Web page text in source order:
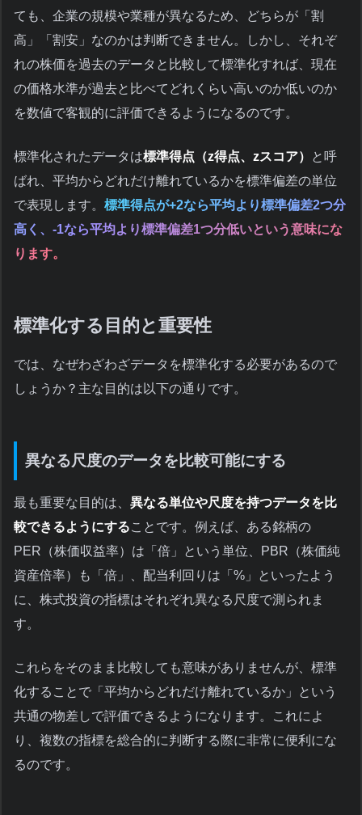
ても、企業の規模や業種が異なるため、どちらが「割
高」「割安」なのかは判断できません。しかし、それぞ
れの株価を過去のデータと比較して標準化すれば、現在
の価格水準が過去と比べてどれくらい高いのか低いのか
を数値で客観的に評価できるようになるのです。
標準化されたデータは標準得点（z得点、zスコア）
と呼
ばれ、平均からどれだけ離れているかを標準偏差の単位
で表現します。 標準得点が+2なら平均より標準偏差2つ分
高く、-1なら平均より標準偏差1つ分低いという意味にな
ります。
標準化する目的と重要性
では、なぜわざわざデータを標準化する必要があるので
しょうか？主な目的は以下の通りです。
異なる尺度のデータを比較可能にする
最も重要な目的は、 異なる単位や尺度を持つデータを比
較できるようにすることです。例えば、ある銘柄の
PER（株価収益率）は「倍」という単位、PBR（株価純
資産倍率）も「倍」、配当利回りは「%」といったよう
に、株式投資の指標はそれぞれ異なる尺度で測られま
す。
これらをそのまま比較しても意味がありませんが、標準
化することで「平均からどれだけ離れているか」という
共通の物差しで評価できるようになります。これによ
り、複数の指標を総合的に判断する際に非常に便利にな
るのです。